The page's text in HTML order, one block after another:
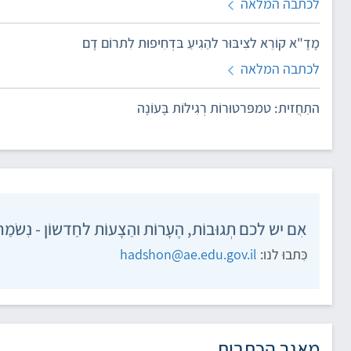
מָדָ"א קוֹרֵא לצִיבּוּר להַגִיעַ בּדְחִיפוּת לִתרוֹם דָם
לכתבה המלאה
התַחֲזית: טמפּרטוּרוֹת רְגִילוֹת בָּעוֹנָה
אִם יש לכם תְגוּבוֹת, הֶעָרוֹת והַצָעוֹת לחַדשוֹן -
כִּתבוּ לנו: hadshon@ae.edu.gov.il